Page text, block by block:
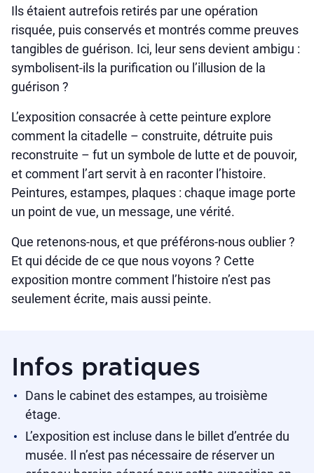
Ils étaient autrefois retirés par une opération
risquée, puis conservés et montrés comme preuves
tangibles de guérison. Ici, leur sens devient ambigu :
symbolisent-ils la purification ou l’illusion de la
guérison ?
L’exposition consacrée à cette peinture explore
comment la citadelle – construite, détruite puis
reconstruite – fut un symbole de lutte et de pouvoir,
et comment l’art servit à en raconter l’histoire.
Peintures, estampes, plaques : chaque image porte
un point de vue, un message, une vérité.
Que retenons-nous, et que préférons-nous oublier ?
Et qui décide de ce que nous voyons ? Cette
exposition montre comment l’histoire n’est pas
seulement écrite, mais aussi peinte.
Infos pratiques
Dans le cabinet des estampes, au troisième
étage.
L’exposition est incluse dans le billet d’entrée du
musée. Il n’est pas nécessaire de réserver un